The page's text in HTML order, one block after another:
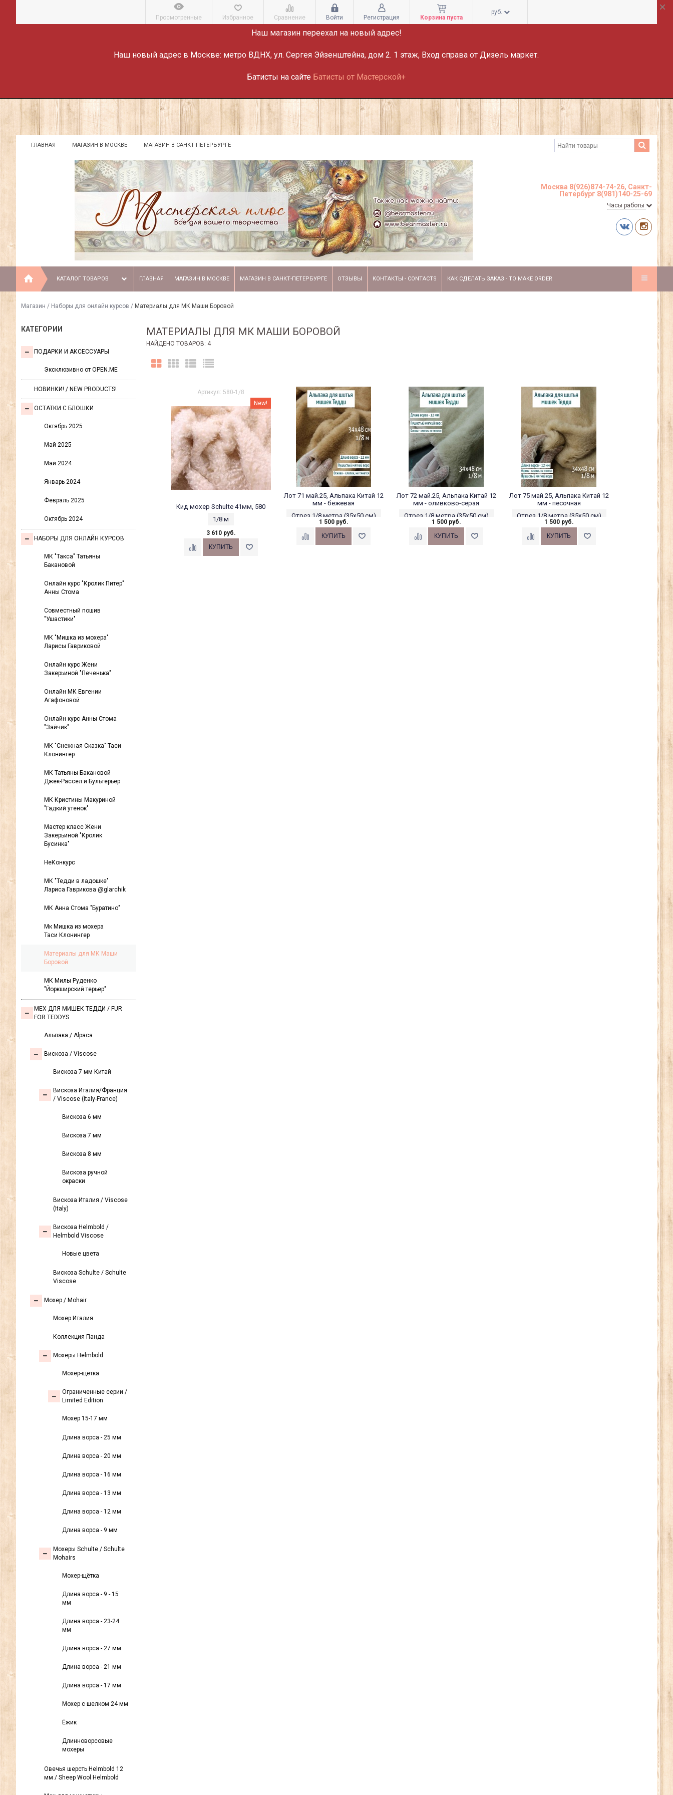
ВНИМАНИЕ!
Наш магазин переехал на новый адрес!
Наш новый адрес в Москве: метро ВДНХ, ул. Сергея Эйзенштейна, дом 2. 1 этаж, Вход справа от Дизель маркет.
Батисты на сайте Батисты от Мастерской+
Просмотренные Избранное Сравнение Войти Регистрация Корзина пуста
руб.
ГЛАВНАЯ МАГАЗИН В МОСКВЕ МАГАЗИН В САНКТ-ПЕТЕРБУРГЕ
Москва 8(926)874-74-26, Санкт-
Петербург 8(981)140-25-69
Часы работы
КАТАЛОГ ТОВАРОВ ГЛАВНАЯ МАГАЗИН В МОСКВЕ МАГАЗИН В САНКТ-ПЕТЕРБУРГЕ ОТЗЫВЫ КОНТАКТЫ - CONTACTS КАК СДЕЛАТЬ ЗАКАЗ - TO MAKE ORDER
Магазин / Наборы для онлайн курсов / Материалы для МК Маши Боровой
КАТЕГОРИИ
ПОДАРКИ И АКСЕССУАРЫ
Эксклюзивно от OPEN.ME
НОВИНКИ! / NEW PRODUCTS!
ОСТАТКИ С БЛОШКИ
Октябрь 2025
Май 2025
Май 2024
Январь 2024
Февраль 2025
Октябрь 2024
НАБОРЫ ДЛЯ ОНЛАЙН КУРСОВ
МК "Такса" Татьяны
Бакановой
Онлайн курс "Кролик Питер"
Анны Стома
Совместный пошив
"Ушастики"
МК "Мишка из мохера"
Ларисы Гавриковой
Онлайн курс Жени
Закерьиной "Печенька"
Онлайн МК Евгении
Агафоновой
Онлайн курс Анны Стома
"Зайчик"
МК "Снежная Сказка" Таси
Клонингер
МК Татьяны Бакановой
Джек-Рассел и Бультерьер
МК Кристины Макуриной
"Гадкий утенок"
Мастер класс Жени
Закерьиной "Кролик
Бусинка"
НеКонкурс
МК "Тедди в ладошке"
Лариса Гаврикова @glarchik
МК Анна Стома "Буратино"
Мк Мишка из мохера
Таси Клонингер
Материалы для МК Маши
Боровой
МК Милы Руденко
"Йоркширский терьер"
МЕХ ДЛЯ МИШЕК ТЕДДИ / FUR
FOR TEDDYS
Альпака / Alpaca
Вискоза / Viscose
Вискоза 7 мм Китай
Вискоза Италия/Франция
/ Viscose (Italy-France)
Вискоза 6 мм
Вискоза 7 мм
Вискоза 8 мм
Вискоза ручной
окраски
Вискоза Италия / Viscose
(Italy)
Вискоза Helmbold /
Helmbold Viscose
Новые цвета
Вискоза Sсhulte / Schulte
Viscose
Моxер / Mohair
Мохер Италия
Коллекция Панда
Мохеры Helmbold
Мохер-щетка
Ограниченные серии /
Limited Edition
Мохер 15-17 мм
Длина ворса - 25 мм
Длина ворса - 20 мм
Длина ворса - 16 мм
Длина ворса - 13 мм
Длина ворса - 12 мм
Длина ворса - 9 мм
Мохеры Sсhulte / Schulte
Mohairs
Мохер-щётка
Длина ворса - 9 - 15
мм
Длина ворса - 23-24
мм
Длина ворса - 27 мм
Длина ворса - 21 мм
Длина ворса - 17 мм
Мохер с шелком 24 мм
Ёжик
Длинноворсовые
мохеры
Овечья шерсть Helmbold 12
мм / Sheep Wool Helmbold
МАТЕРИАЛЫ ДЛЯ МК МАШИ БОРОВОЙ
НАЙДЕНО ТОВАРОВ: 4
Артикул: 580-1/8
New!
Кид мохер Schulte 41мм, 580
1/8 м
3 610 руб.
Лот 71 май.25, Альпака Китай 12
мм - бежевая
Отрез 1/8 метра (35х50 см)
1 500 руб.
Лот 72 май.25, Альпака Китай 12
мм - оливково-серая
Отрез 1/8 метра (35х50 см)
1 500 руб.
Лот 75 май.25, Альпака Китай 12
мм - песочная
Отрез 1/8 метра (35х50 см)
1 500 руб.